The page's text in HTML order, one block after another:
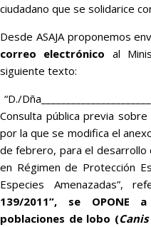
ciudadano que se solidarice
Desde ASAJA proponemos
correo electrónico al
siguiente texto:
“D./
Consulta pública previa
por la que se modifica el
de febrero, para el desarrollo
en Régimen de Protección
Especies Amenazadas”,
139/2011”,
se OPONE
poblaciones de lobo (